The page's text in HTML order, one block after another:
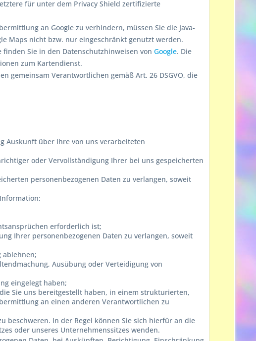
für unter dem Privacy Shield zertifizierte
an Google zu verhindern, müssen Sie die Java-
Maps nicht bzw. nur eingeschränkt genutzt werden.
Sie in den Datenschutzhinweisen vonGoogle. Die
zum Kartendienst.
gemeinsam Verantwortlichen gemäß Art. 26 DSGVO, die
Auskunft über Ihre von uns verarbeiteten
oder Vervollständigung Ihrer bei uns gespeicherten
personenbezogenen Daten zu verlangen, soweit
erforderlich ist;
Ihrer personenbezogenen Daten zu verlangen, soweit
ablehnen;
Ausübung oder Verteidigung von
eingelegt haben;
Sie uns bereitgestellt haben, in einem strukturierten,
an einen anderen Verantwortlichen zu
beschweren. In der Regel können Sie sich hierfür an die
oder unseres Unternehmenssitzes wenden.